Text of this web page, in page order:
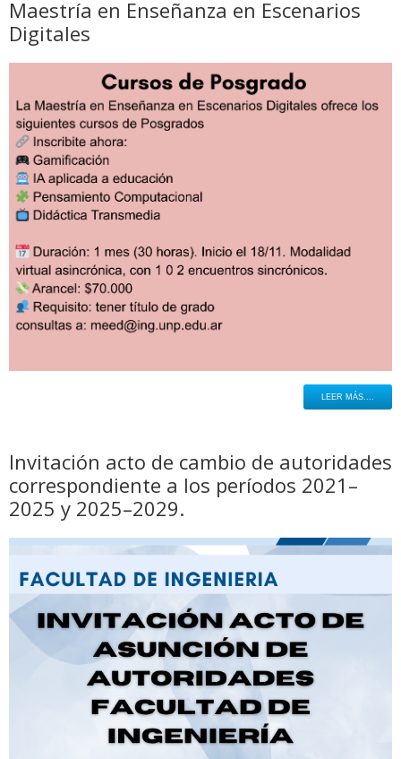
Maestría en Enseñanza en Escenarios
Digitales
LEER MÁS....
Invitación acto de cambio de autoridades
correspondiente a los períodos 2021–
2025 y 2025–2029.